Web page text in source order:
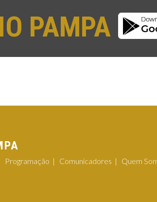
PAMPA
Programação Comunicadores Quem